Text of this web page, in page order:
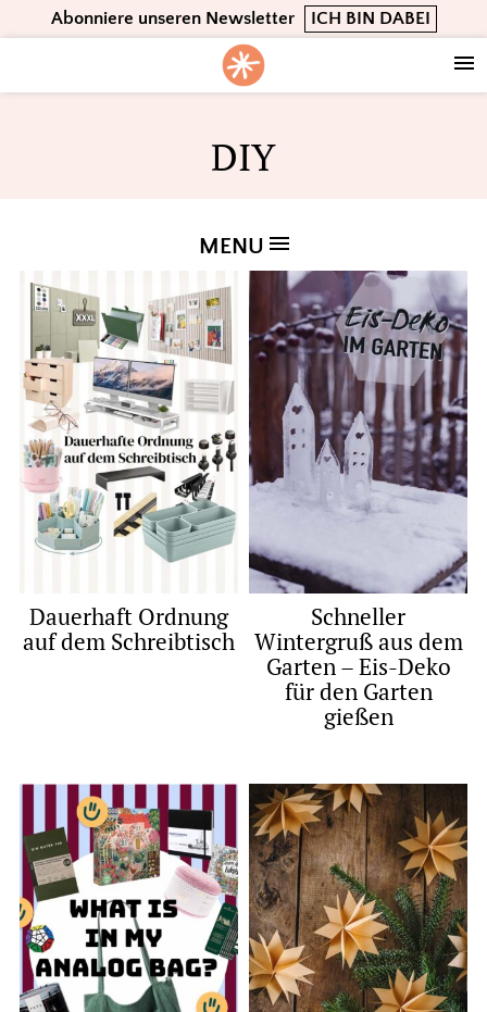
to
navigation
to
content
to
Abonniere unseren Newsletter ICH BIN DABEI
DIY
MENU
Dauerhaft Ordnung
auf dem Schreibtisch
Schneller
Wintergruß aus dem
Garten – Eis-Deko
für den Garten
gießen